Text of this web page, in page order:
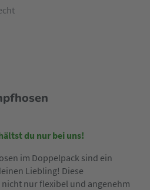
du nur bei uns!
im Doppelpack sind ein
Liebling! Diese
nur flexibel und angenehm